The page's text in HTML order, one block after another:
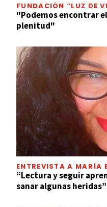
FUNDACIÓN “LUZ DE
"Podemos encontrar
plenitud"
ENTREVISTA A MARÍA
“Lectura y seguir
sanar algunas heridas”